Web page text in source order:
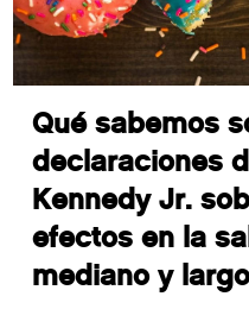
Qué sabemos
declaraciones
Kennedy Jr.
efectos en la
mediano y